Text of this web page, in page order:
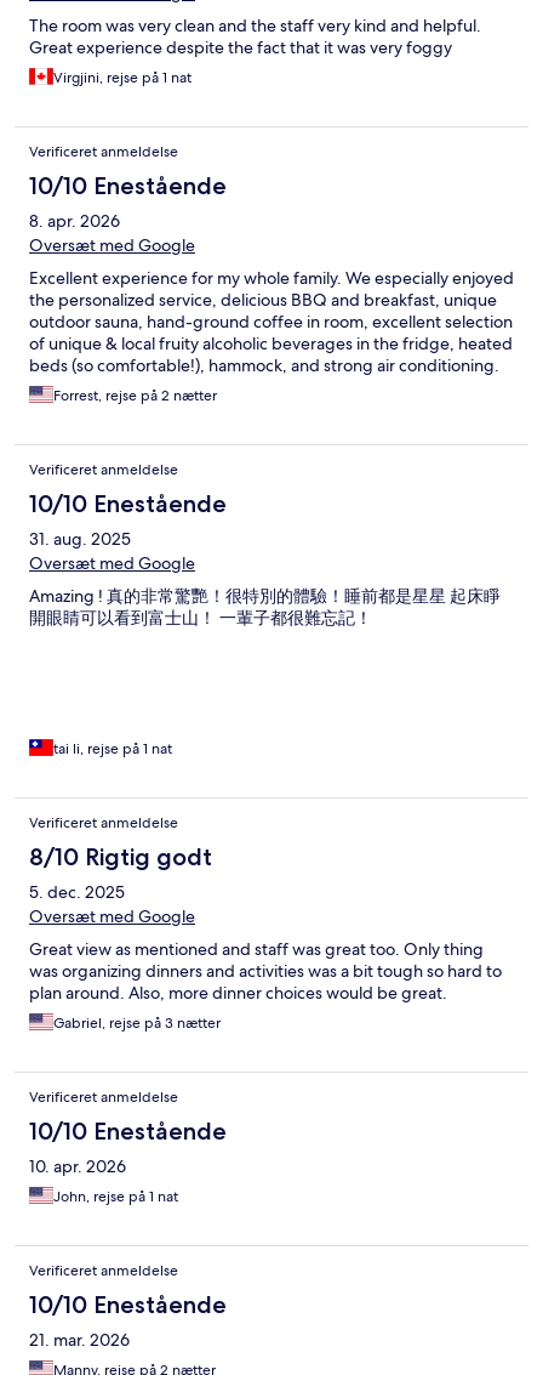
The room was very clean and the staff very kind and helpful.
Great experience despite the fact that it was very foggy
Virgjini, rejse på 1 nat
Verificeret anmeldelse
10/10 Enestående
8. apr. 2026
Oversæt med Google
Excellent experience for my whole family. We especially enjoyed
the personalized service, delicious BBQ and breakfast, unique
outdoor sauna, hand-ground coffee in room, excellent selection
of unique & local fruity alcoholic beverages in the fridge, heated
beds (so comfortable!), hammock, and strong air conditioning.
Forrest, rejse på 2 nætter
Verificeret anmeldelse
10/10 Enestående
31. aug. 2025
Oversæt med Google
Amazing ! 真的非常驚艷！很特別的體驗！睡前都是星星 起床睜
開眼睛可以看到富士山！ 一輩子都很難忘記！
tai li, rejse på 1 nat
Verificeret anmeldelse
8/10 Rigtig godt
5. dec. 2025
Oversæt med Google
Great view as mentioned and staff was great too. Only thing
was organizing dinners and activities was a bit tough so hard to
plan around. Also, more dinner choices would be great.
Gabriel, rejse på 3 nætter
Verificeret anmeldelse
10/10 Enestående
10. apr. 2026
John, rejse på 1 nat
Verificeret anmeldelse
10/10 Enestående
21. mar. 2026
Manny, rejse på 2 nætter